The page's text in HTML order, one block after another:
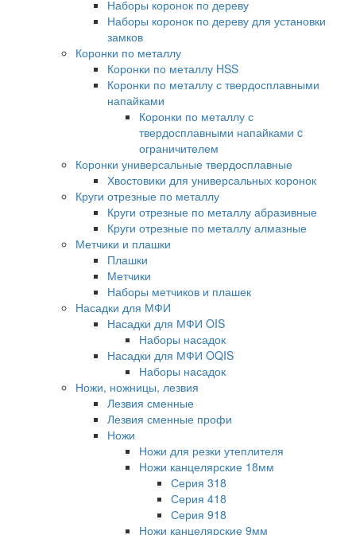
Наборы коронок по дереву
Наборы коронок по дереву для установки
замков
Коронки по металлу
Коронки по металлу HSS
Коронки по металлу с твердосплавными
напайками
Коронки по металлу с
твердосплавными напайками c
ограничителем
Коронки универсальные твердосплавные
Хвостовики для универсальных коронок
Круги отрезные по металлу
Круги отрезные по металлу абразивные
Круги отрезные по металлу алмазные
Метчики и плашки
Плашки
Метчики
Наборы метчиков и плашек
Насадки для МФИ
Насадки для МФИ OIS
Наборы насадок
Насадки для МФИ OQIS
Наборы насадок
Ножи, ножницы, лезвия
Лезвия сменные
Лезвия сменные профи
Ножи
Ножи для резки утеплителя
Ножи канцелярские 18мм
Серия 318
Серия 418
Серия 918
Ножи канцелярские 9мм